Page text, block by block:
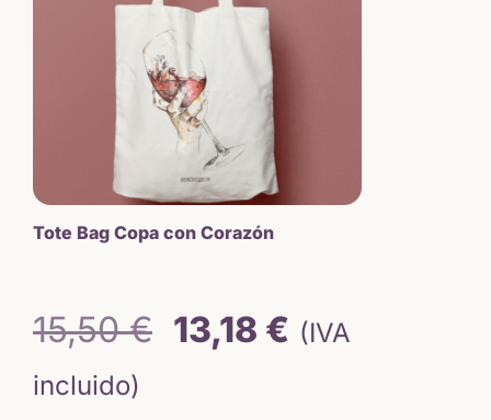
Tote Bag Copa con Corazón
15,50€ El
13,18 € El
(IVA
incluido)